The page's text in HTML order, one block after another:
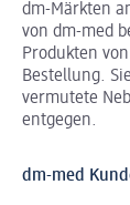
dm-Märkten
von dm-med
Produkten
Bestellung.
vermutete
entgegen.
dm-med